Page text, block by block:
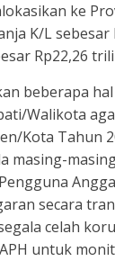
ke
K/L sebesar
Rp22,26
beberapa
Walikota
Kota Tahun
masing-
secara
celah
untuk